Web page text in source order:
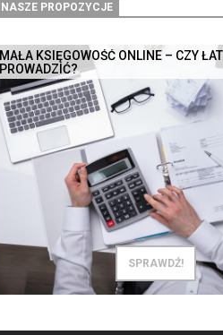
NASZE PROPOZYCJE
MAŁA KSIĘGOWOŚĆ ONLINE – CZY
PROWADZIĆ?
SPRAWDŹ!